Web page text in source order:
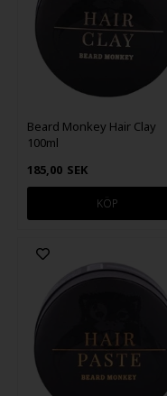
Beard Monkey Hair Clay
100ml
185,00 SEK